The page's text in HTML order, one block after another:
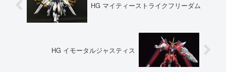
HG マイティーストライクフリーダム
HG イモータルジャスティス